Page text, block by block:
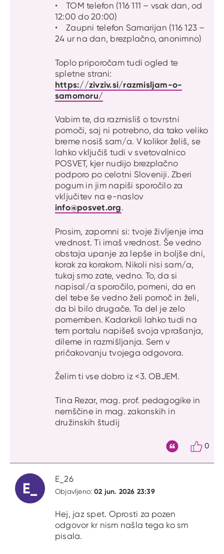
• TOM telefon (116 111 – vsak dan, od
12:00 do 20:00)
• Zaupni telefon Samarijan (116 123 –
24 ur na dan, brezplačno, anonimno)
Toplo priporočam tudi ogled te
spletne strani:
https://zivziv.si/razmisljam-o-
samomoru/
Vabim te, da razmisliš o tovrstni
pomoči, saj ni potrebno, da tako veliko
breme nosiš sam/a. V kolikor želiš, se
lahko vključiš tudi v svetovalnico
POSVET, kjer nudijo brezplačno
podporo po celotni Sloveniji. Zberi
pogum in jim napiši sporočilo za
vključitev na e-naslov
info@posvet.org.
Prosim, zapomni si: tvoje življenje ima
vrednost. Ti imaš vrednost. Še vedno
obstaja upanje za lepše in boljše dni,
korak za korakom. Nikoli nisi sam/a,
tukaj smo zate, vedno. To, da si
napisal/a sporočilo, pomeni, da en
del tebe še vedno želi pomoč in želi,
da bi bilo drugače. Ta del je zelo
pomemben. Kadarkoli lahko tudi na
tem portalu napišeš svoja vprašanja,
dileme in razmišljanja. Sem v
pričakovanju tvojega odgovora.
Želim ti vse dobro iz <3. OBJEM.
Tina Rezar, mag. prof. pedagogike in
nemščine in mag. zakonskih in
družinskih študij
0
E_
E_26
Objavljeno:02 jun. 2026 23:39
Hej, jaz spet. Oprosti za pozen
odgovor kr nism našla tega ko sm
pisala.